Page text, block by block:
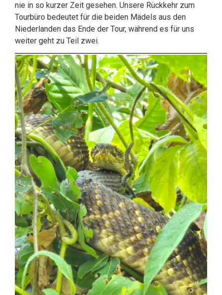
nie in so kurzer Zeit gesehen. Unsere Rückkehr zum
Tourbüro bedeutet für die beiden Mädels aus den
Niederlanden das Ende der Tour, während es für uns
weiter geht zu Teil zwei.